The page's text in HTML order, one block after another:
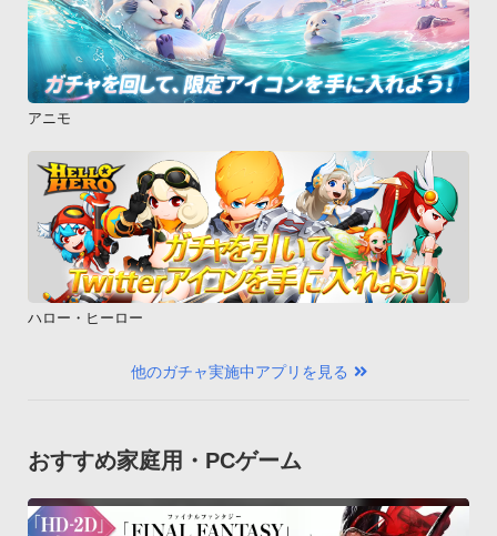
アニモ
ハロー・ヒーロー
他のガチャ実施中アプリを見る
おすすめ家庭用・PCゲーム